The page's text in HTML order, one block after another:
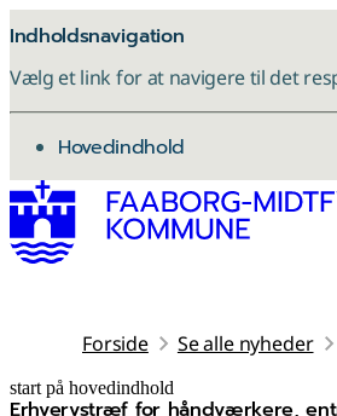
Indholdsnavigation
Vælg et link for at navigere til det
gå til
Hovedindhold
Forside Se alle nyheder
start på hovedindhold
Erhvervstræf for håndværkere,
senest opdateret 5. marts 2026